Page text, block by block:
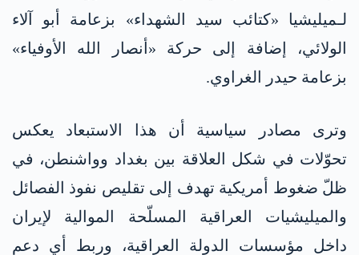
لـميليشيا «كتائب سيد الشهداء» بزعامة أبو آلاء
الولائي، إضافة إلى حركة «أنصار الله الأوفياء»
بزعامة حيدر الغراوي.
وترى مصادر سياسية أن هذا الاستبعاد يعكس
تحوّلات في شكل العلاقة بين بغداد وواشنطن، في
ظلّ ضغوط أمريكية تهدف إلى تقليص نفوذ الفصائل
والميليشيات العراقية المسلّحة الموالية لإيران
داخل مؤسسات الدولة العراقية، وربط أي دعم